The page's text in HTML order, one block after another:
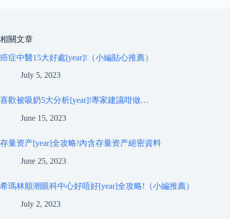
相關文章
癌症中醫15大好處[year]!（小編貼心推薦）
July 5, 2023
喜歡被吸奶5大分析[year]!專家建議咁做…
June 15, 2023
存量资产[year]全攻略!內含存量资产絕密資料
June 25, 2023
希瑪林順潮眼科中心好唔好[year]全攻略!（小編推薦）
July 2, 2023